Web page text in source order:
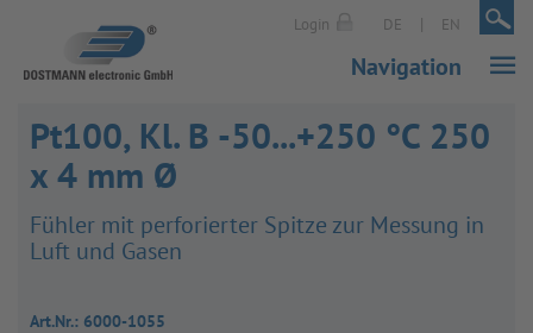
Login DE | EN |
Navigation
Pt100, Kl. B -50...+250 °C 250
x 4 mm Ø
Füh­ler mit per­fo­rier­ter Spitze zur Mes­sung in
Luft und Gasen
Art.Nr.: 6000-1055